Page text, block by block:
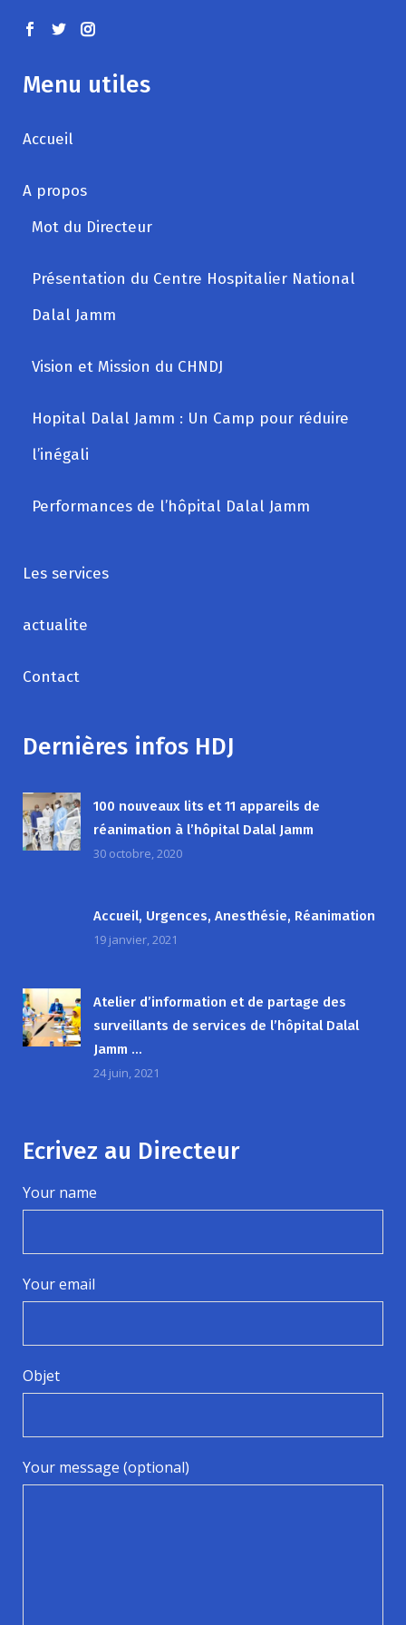
Menu utiles
Accueil
A propos
Mot du Directeur
Présentation du Centre Hospitalier National
Dalal Jamm
Vision et Mission du CHNDJ
Hopital Dalal Jamm : Un Camp pour réduire
l’inégali
Performances de l’hôpital Dalal Jamm
Les services
actualite
Contact
Dernières infos HDJ
100 nouveaux lits et 11 appareils de
réanimation à l’hôpital Dalal Jamm
30 octobre, 2020
Accueil, Urgences, Anesthésie, Réanimation
19 janvier, 2021
Atelier d’information et de partage des
surveillants de services de l’hôpital Dalal
Jamm …
24 juin, 2021
Ecrivez au Directeur
Your name
Your email
Objet
Your message (optional)